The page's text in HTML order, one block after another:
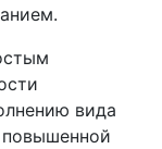
вида
повышенной